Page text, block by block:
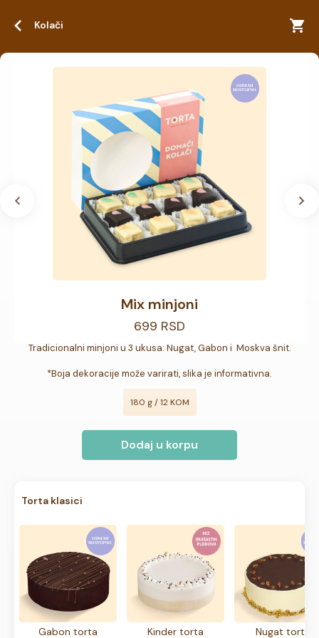
Kolači
Mix minjoni
699 RSD
Tradicionalni minjoni u 3 ukusa: Nugat, Gabon i  Moskva šnit.
*Boja dekoracije može varirati, slika je informativna.
180 g / 12 KOM
Dodaj u korpu
Torta klasici
Gabon torta Kinder torta Nugat torta